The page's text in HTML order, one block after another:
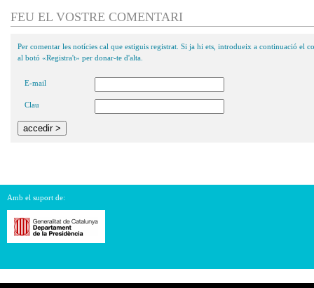
FEU EL VOSTRE COMENTARI
Per comentar les notícies cal que estiguis registrat. Si ja hi ets, introdueix a continuació el
al botó «Registra't» per donar-te d'alta.
E-mail
Clau
Amb el suport de: